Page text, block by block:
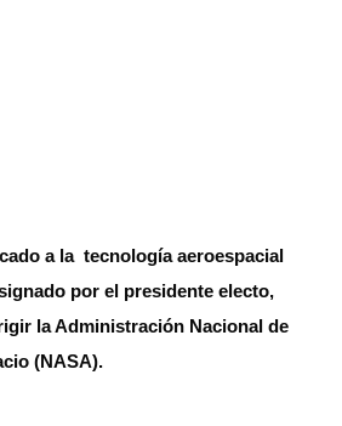
a la tecnología aeroespacial
por el presidente electo,
la Administración Nacional de
(NASA).